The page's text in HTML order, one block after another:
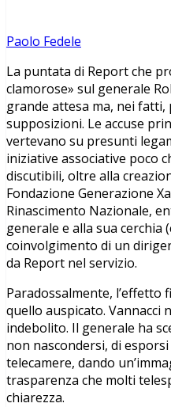
Paolo Fedele
La puntata di Report che
clamorose» sul generale
grande attesa ma, nei
supposizioni. Le accuse
vertevano su presunti
iniziative associative poco
discutibili, oltre alla
Fondazione Generazione
Rinascimento Nazionale,
generale e alla sua cerchia
coinvolgimento di un
da Report nel servizio.
Paradossalmente, l’effetto
quello auspicato. Vannacci
indebolito. Il generale ha
non nascondersi, di
telecamere, dando
trasparenza che molti
chiarezza.